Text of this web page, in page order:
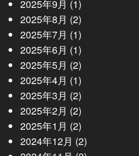
2025年9月 (1)
2025年8月 (2)
2025年7月 (1)
2025年6月 (1)
2025年5月 (2)
2025年4月 (1)
2025年3月 (2)
2025年2月 (2)
2025年1月 (2)
2024年12月 (2)